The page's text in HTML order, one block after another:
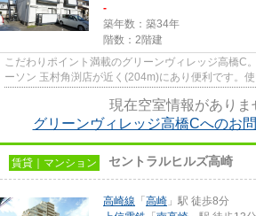
-
築年数：築34年
階数：2階建
こだわりポイント満載のグリーンヴィレッジ高橋C
ーソン 玉村角渕店が近く(204m)にあり便利です。
現在空室情報がありま
グリーンヴィレッジ高橋Cへのお
賃貸｜マンション セントラルヒルズ高崎
高崎線 「 高崎 」駅 徒歩8分